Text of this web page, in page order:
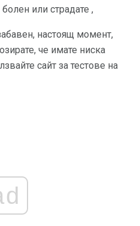
болен или страдате ,
настоящ момент,
че имате ниска
сайт за тестове на